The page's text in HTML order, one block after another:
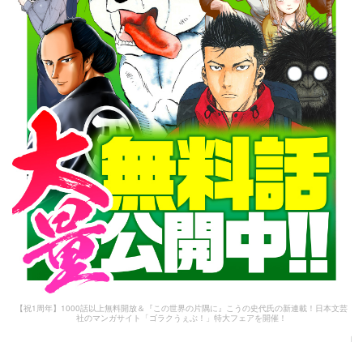
【祝1周年】1000話以上無料開放＆『この世界の片隅に』こうの史代氏の新連載！日本文芸
社のマンガサイト「ゴラクうぇぶ！」特大フェアを開催！